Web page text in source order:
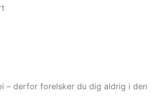
– derfor forelsker du dig aldrig i den